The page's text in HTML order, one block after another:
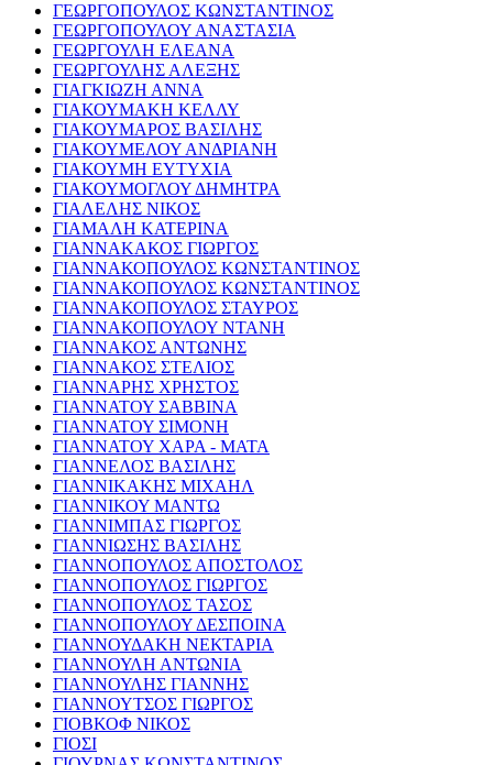
ΓΕΩΡΓΟΠΟΥΛΟΣ ΚΩΝΣΤΑΝΤΙΝΟΣ
ΓΕΩΡΓΟΠΟΥΛΟΥ ΑΝΑΣΤΑΣΙΑ
ΓΕΩΡΓΟΥΛΗ ΕΛΕΑΝΑ
ΓΕΩΡΓΟΥΛΗΣ ΑΛΕΞΗΣ
ΓΙΑΓΚΙΩΖΗ ΑΝΝΑ
ΓΙΑΚΟΥΜΑΚΗ ΚΕΛΛΥ
ΓΙΑΚΟΥΜΑΡΟΣ ΒΑΣΙΛΗΣ
ΓΙΑΚΟΥΜΕΛΟΥ ΑΝΔΡΙΑΝΗ
ΓΙΑΚΟΥΜΗ ΕΥΤΥΧΙΑ
ΓΙΑΚΟΥΜΟΓΛΟΥ ΔΗΜΗΤΡΑ
ΓΙΑΛΕΛΗΣ ΝΙΚΟΣ
ΓΙΑΜΑΛΗ ΚΑΤΕΡΙΝΑ
ΓΙΑΝΝΑΚΑΚΟΣ ΓΙΩΡΓΟΣ
ΓΙΑΝΝΑΚΟΠΟΥΛΟΣ ΚΩΝΣΤΑΝΤΙΝΟΣ
ΓΙΑΝΝΑΚΟΠΟΥΛΟΣ ΚΩΝΣΤΑΝΤΙΝΟΣ
ΓΙΑΝΝΑΚΟΠΟΥΛΟΣ ΣΤΑΥΡΟΣ
ΓΙΑΝΝΑΚΟΠΟΥΛΟΥ ΝΤΑΝΗ
ΓΙΑΝΝΑΚΟΣ ΑΝΤΩΝΗΣ
ΓΙΑΝΝΑΚΟΣ ΣΤΕΛΙΟΣ
ΓΙΑΝΝΑΡΗΣ ΧΡΗΣΤΟΣ
ΓΙΑΝΝΑΤΟΥ ΣΑΒΒΙΝΑ
ΓΙΑΝΝΑΤΟΥ ΣΙΜΟΝΗ
ΓΙΑΝΝΑΤΟΥ ΧΑΡΑ - ΜΑΤΑ
ΓΙΑΝΝΕΛΟΣ ΒΑΣΙΛΗΣ
ΓΙΑΝΝΙΚΑΚΗΣ ΜΙΧΑΗΛ
ΓΙΑΝΝΙΚΟΥ ΜΑΝΤΩ
ΓΙΑΝΝΙΜΠΑΣ ΓΙΩΡΓΟΣ
ΓΙΑΝΝΙΩΣΗΣ ΒΑΣΙΛΗΣ
ΓΙΑΝΝΟΠΟΥΛΟΣ ΑΠΟΣΤΟΛΟΣ
ΓΙΑΝΝΟΠΟΥΛΟΣ ΓΙΩΡΓΟΣ
ΓΙΑΝΝΟΠΟΥΛΟΣ ΤΑΣΟΣ
ΓΙΑΝΝΟΠΟΥΛΟΥ ΔΕΣΠΟΙΝΑ
ΓΙΑΝΝΟΥΔΑΚΗ ΝΕΚΤΑΡΙΑ
ΓΙΑΝΝΟΥΛΗ ΑΝΤΩΝΙΑ
ΓΙΑΝΝΟΥΛΗΣ ΓΙΑΝΝΗΣ
ΓΙΑΝΝΟΥΤΣΟΣ ΓΙΩΡΓΟΣ
ΓΙΟΒΚΟΦ ΝΙΚΟΣ
ΓΙΟΣΙ